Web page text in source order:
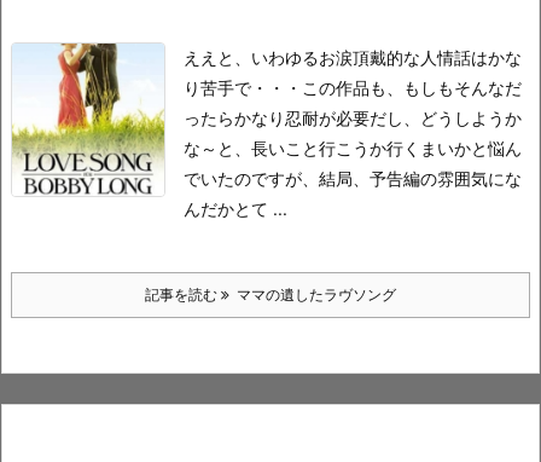
ええと、いわゆるお涙頂戴的な人情話はかな
り苦手で・・・ この作品も、もしもそんなだ
ったらかなり忍耐が必要だし、どうしようか
な～と、長いこと行こうか行くまいかと悩ん
でいたのですが、 結局、予告編の雰囲気にな
んだかとて ...
記事を読む ママの遺したラヴソング